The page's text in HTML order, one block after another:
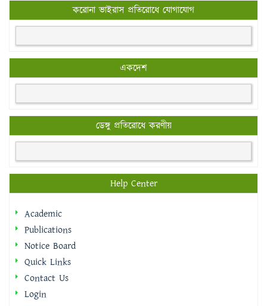
করোনা ভাইরাস প্রতিরোধে যোগাযোগ
একদেশ
ডেঙ্গু প্রতিরোধে করণীয়
Help Center
Academic
Publications
Notice Board
Quick Links
Contact Us
Login